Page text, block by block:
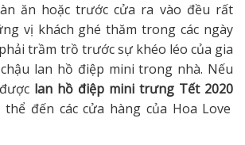
ăn hoặc trước cửa ra vào đều rất
vị khách ghé thăm trong các ngày
trầm trồ trước sự khéo léo của gia
lan hồ điệp mini trong nhà. Nếu
lan hồ điệp mini trưng Tết 2020
đến các cửa hàng của Hoa Love